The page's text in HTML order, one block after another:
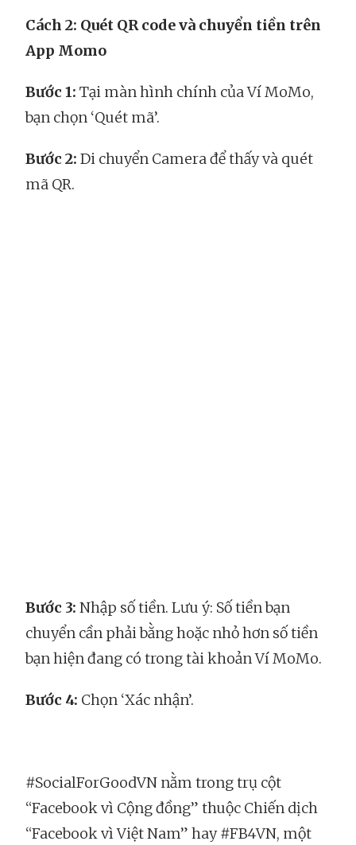
Cách 2: Quét QR code và chuyển tiền trên
App Momo
Bước 1: Tại màn hình chính của Ví MoMo,
bạn chọn ‘Quét mã’.
Bước 2: Di chuyển Camera để thấy và quét
mã QR.
Bước 3: Nhập số tiền. Lưu ý: Số tiền bạn
chuyển cần phải bằng hoặc nhỏ hơn số tiền
bạn hiện đang có trong tài khoản Ví MoMo.
Bước 4: Chọn ‘Xác nhận’.
#SocialForGoodVN nằm trong trụ cột
“Facebook vì Cộng đồng” thuộc Chiến dịch
“Facebook vì Việt Nam” hay #FB4VN, một